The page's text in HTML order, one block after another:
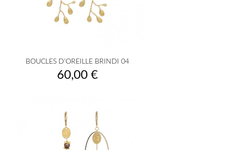
BOUCLES D'OREILLE BRINDI 04
Prix
60,00 €